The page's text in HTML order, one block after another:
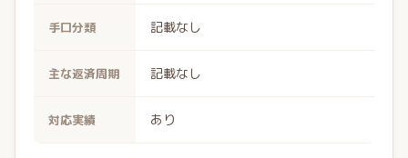
手口分類 記載なし
主な返済周期 記載なし
対応実績 あり